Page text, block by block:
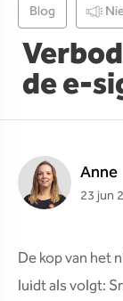
Blog
de e-
Anne
23 jun
De kop van het
luidt als volgt: